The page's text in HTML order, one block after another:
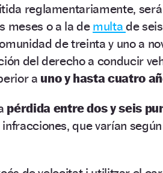
reglamentariamente,
meses o a la de multa de
de treinta y uno a
del derecho a conducir
a uno y hasta cuatro
pérdida entre dos y seis
que varían